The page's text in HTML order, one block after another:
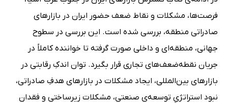
فرصت‌ها، مشکلات و نقاط ضعف حضور ایران در بازارهای
صادراتی منطقه، بررسی شده است. این بررسی در سطوح
جهانی، منطقه‌ای و داخلی صورت گرفته تا خواننده کاملاً در
جریان نقطه‌ضعف‌های تجاری قرار بگیرد. توان اندکِ رقابتی در
بازارهای بین‌المللی، ایجاد مشکلات در بازارهای هدفِ صادراتی،
نبود استراتژیِ توسعه‌ی صنعتی، مشکلات زیرساختی و فقدان